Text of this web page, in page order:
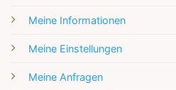
Meine Informationen
Meine Einstellungen
Meine Anfragen